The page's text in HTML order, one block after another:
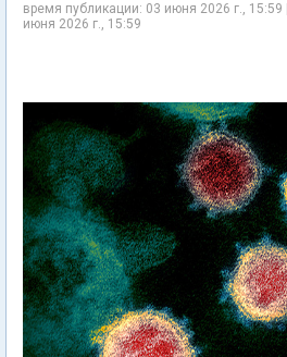
время публикации: 03 июня 2026 г.,
июня 2026 г., 15:59